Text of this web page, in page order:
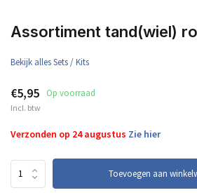
Assortiment tand(wiel)
Bekijk alles Sets / Kits
€5,95 Op voorraad
Incl. btw
Verzonden op 24 augustus Zie hier
Toevoegen aan